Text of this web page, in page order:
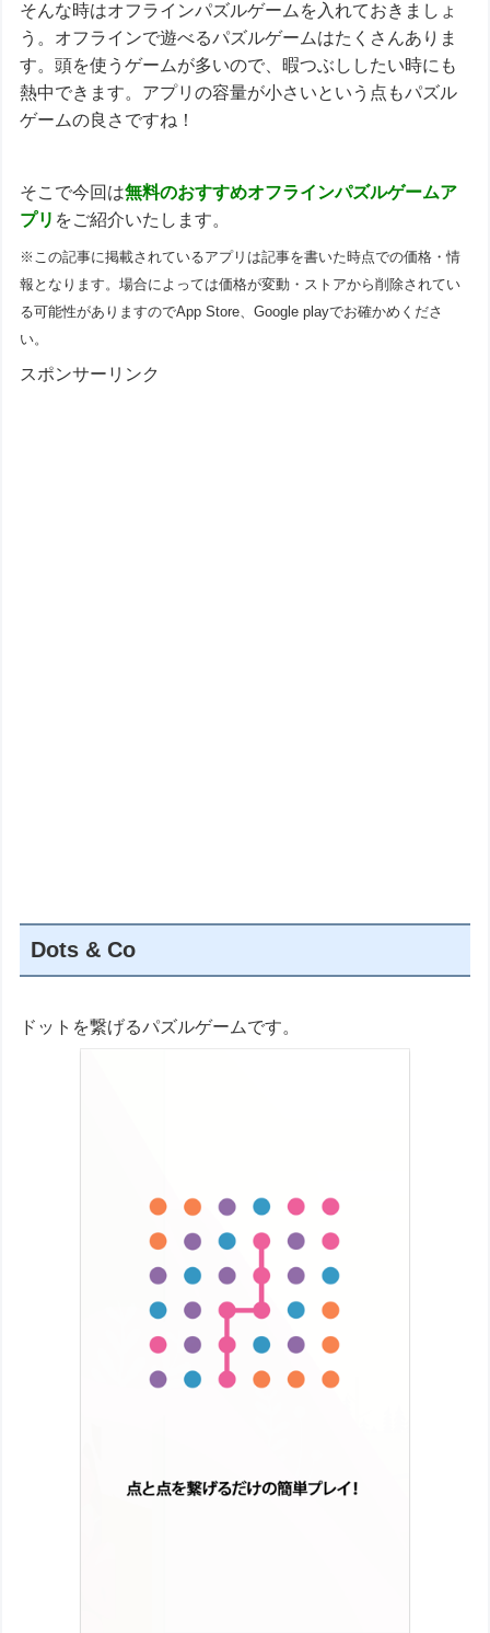
そんな時はオフラインパズルゲームを入れておきましょ
う。オフラインで遊べるパズルゲームはたくさんありま
す。頭を使うゲームが多いので、暇つぶししたい時にも
熱中できます。アプリの容量が小さいという点もパズル
ゲームの良さですね！
そこで今回は無料のおすすめオフラインパズルゲームア
プリ をご紹介いたします。
※この記事に掲載されているアプリは記事を書いた時点での価格・情
報となります。場合によっては価格が変動・ストアから削除されてい
る可能性がありますのでApp Store、Google playでお確かめくださ
い。
スポンサーリンク
Dots & Co
ドットを繋げるパズルゲームです。